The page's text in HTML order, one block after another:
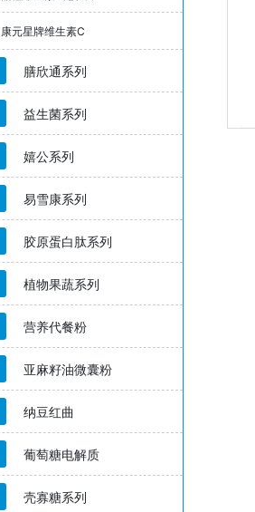
康元星牌维生素C
膳欣通系列
益生菌系列
嬉公系列
易雪康系列
胶原蛋白肽系列
植物果蔬系列
营养代餐粉
亚麻籽油微囊粉
纳豆红曲
葡萄糖电解质
壳寡糖系列